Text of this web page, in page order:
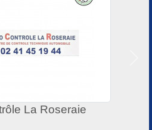
La Roseraie